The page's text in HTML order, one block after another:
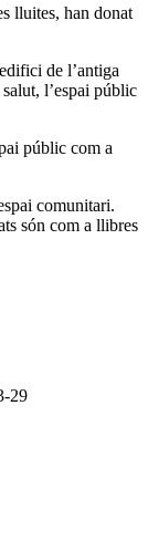
lluites, han donat
de l’antiga
l’espai públic
públic com a
comunitari.
són com a llibres
29